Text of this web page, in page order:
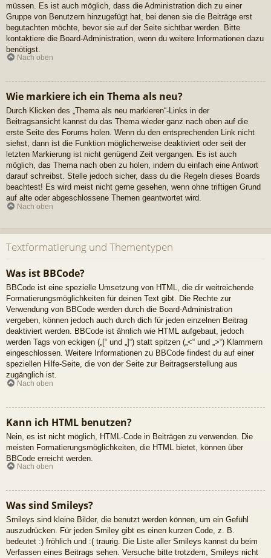
müssen. Es ist auch möglich, dass die Administration dich zu einer
Gruppe von Benutzern hinzugefügt hat, bei denen sie die Beiträge erst
begutachten möchte, bevor sie auf der Seite sichtbar werden. Bitte
kontaktiere die Board-Administration, wenn du weitere Informationen dazu
benötigst.
Nach oben
Wie markiere ich ein Thema als neu?
Durch Klicken des „Thema als neu markieren“-Links in der
Beitragsansicht kannst du das Thema wieder ganz nach oben auf die
erste Seite des Forums holen. Wenn du den entsprechenden Link nicht
siehst, dann ist die Funktion möglicherweise deaktiviert oder seit der
letzten Markierung ist nicht genügend Zeit vergangen. Es ist auch
möglich, das Thema nach oben zu holen, indem du einfach eine Antwort
darauf schreibst. Stelle jedoch sicher, dass du die Regeln dieses Boards
beachtest! Es wird meist nicht gerne gesehen, wenn ohne triftigen Grund
auf alte oder abgeschlossene Themen geantwortet wird.
Nach oben
Textformatierung und Thementypen
Was ist BBCode?
BBCode ist eine spezielle Umsetzung von HTML, die dir weitreichende
Formatierungsmöglichkeiten für deinen Text gibt. Die Rechte zur
Verwendung von BBCode werden durch die Board-Administration
vergeben, können jedoch auch durch dich für jeden einzelnen Beitrag
deaktiviert werden. BBCode ist ähnlich wie HTML aufgebaut, jedoch
werden Tags von eckigen („[“ und „]“) statt spitzen („<“ und „>“) Klammern
eingeschlossen. Weitere Informationen zu BBCode findest du auf einer
speziellen Hilfe-Seite, die von der Seite zur Beitragserstellung aus
zugänglich ist.
Nach oben
Kann ich HTML benutzen?
Nein, es ist nicht möglich, HTML-Code in Beiträgen zu verwenden. Die
meisten Formatierungsmöglichkeiten, die HTML bietet, können über
BBCode erreicht werden.
Nach oben
Was sind Smileys?
Smileys sind kleine Bilder, die benutzt werden können, um ein Gefühl
auszudrücken. Für jeden Smiley gibt es einen kurzen Code, z. B.
bedeutet :) fröhlich und :( traurig. Die Liste aller Smileys kannst du beim
Verfassen eines Beitrags sehen. Versuche bitte trotzdem, Smileys nicht